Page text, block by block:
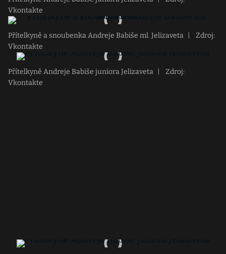
Vkontakte
Přítelkyně a snoubenka Andreje Babiše ml. Jelizaveta
Zdroj:
Vkontakte
Přítelkyně Andreje Babiše juniora Jelizaveta
Zdroj:
Vkontakte